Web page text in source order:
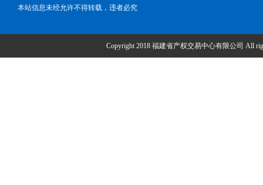
本站信息未经允许不得转载，违者必究
Copyright 2018 福建省产权交易中心有限公司 All